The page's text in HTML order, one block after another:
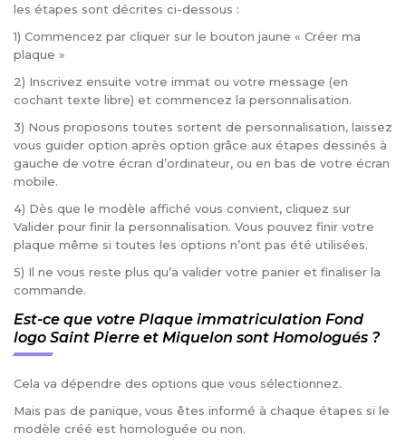
les étapes sont décrites ci-dessous :
1) Commencez par cliquer sur le bouton jaune « Créer ma
plaque »
2) Inscrivez ensuite votre immat ou votre message (en
cochant texte libre) et commencez la personnalisation.
3) Nous proposons toutes sortent de personnalisation, laissez
vous guider option après option grâce aux étapes dessinés à
gauche de votre écran d’ordinateur, ou en bas de votre écran
mobile.
4) Dès que le modèle affiché vous convient, cliquez sur
Valider pour finir la personnalisation. Vous pouvez finir votre
plaque même si toutes les options n’ont pas été utilisées.
5) Il ne vous reste plus qu’a valider votre panier et finaliser la
commande.
Est-ce que votre Plaque immatriculation Fond
logo Saint Pierre et Miquelon sont Homologués ?
Cela va dépendre des options que vous sélectionnez.
Mais pas de panique, vous êtes informé à chaque étapes si le
modèle créé est homologuée ou non.